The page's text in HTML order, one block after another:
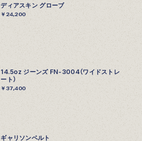
ディアスキン グローブ
￥24,200
14.5oz ジーンズ FN-3004（ワイドストレ
ート）
￥37,400
ギャリソンベルト